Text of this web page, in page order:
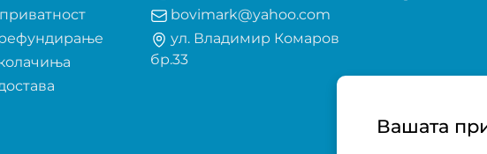
Вашата
bovimark@yahoo.com
ул. Владимир Комаров
бр.33